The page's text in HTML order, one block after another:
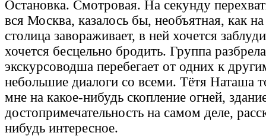
Остановка. Смотровая. На секунду
вся Москва, казалось бы, необъятная, как
столица завораживает, в ней хочется
хочется бесцельно бродить. Группа
экскурсоводша перебегает от одних к
небольшие диалоги со всеми. Тётя Наташа
мне на какое-нибудь скопление огней,
достопримечательность на самом деле,
нибудь интересное.